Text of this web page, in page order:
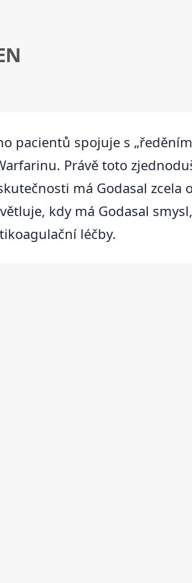
pacientů spojuje s
Právě toto
má Godasal
kdy má Godasal
léčby.